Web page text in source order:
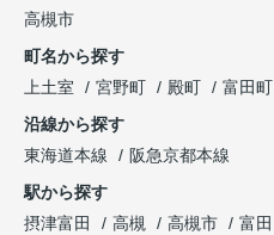
高槻市
町名から探す
上土室
宮野町 殿町
富田町
沿線から探す
東海道本線
阪急京都本線
駅から探す
摂津富田
高槻 高槻市 富田